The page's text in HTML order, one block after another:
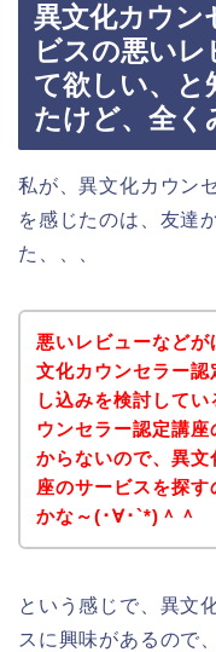
異文化カウン
ビスの悪いレ
て欲しい、と
たけど、全
私が、異文化カウン
を感じたのは、友達
た、、、
悪いレビューなど
文化カウンセラー認
し込みを検討して
ウンセラー認定講
からないので、異
座のサービスを探
かな～(･∀･`*)＾＾
という感じで、異文
スに興味があるので